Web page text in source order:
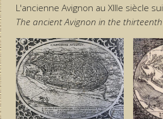
L'ancienne Avignon au XIIIe siècle
The ancient Avignon in the thirteenth